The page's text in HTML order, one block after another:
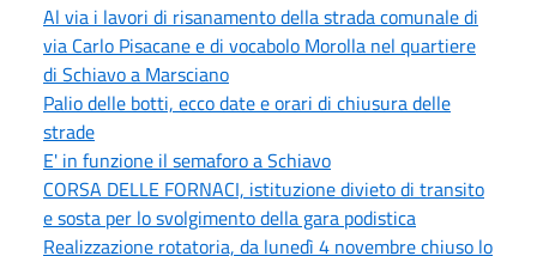
Al via i lavori di risanamento della strada comunale di
via Carlo Pisacane e di vocabolo Morolla nel quartiere
di Schiavo a Marsciano
Palio delle botti, ecco date e orari di chiusura delle
strade
E' in funzione il semaforo a Schiavo
CORSA DELLE FORNACI, istituzione divieto di transito
e sosta per lo svolgimento della gara podistica
Realizzazione rotatoria, da lunedì 4 novembre chiuso lo